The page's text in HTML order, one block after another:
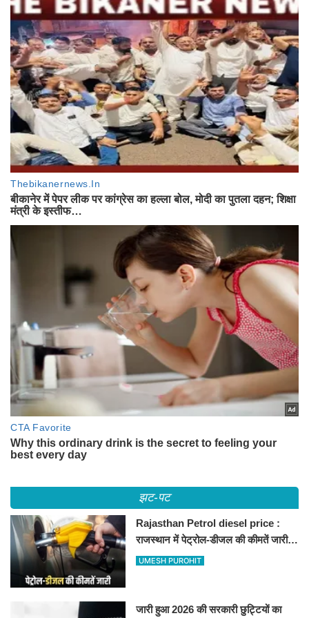
झट-पट
Rajasthan Petrol diesel price :
राजस्थान में पेट्रोल-डीजल की कीमतें जारी,
जानिए बीकानेर समेत पुरे प्रदेश में नए रेट
UMESH PUROHIT
जारी हुआ 2026 की सरकारी छुट्टियों का